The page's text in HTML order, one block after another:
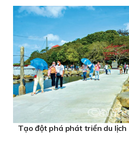
Tạo đột phá phát triển du lịch